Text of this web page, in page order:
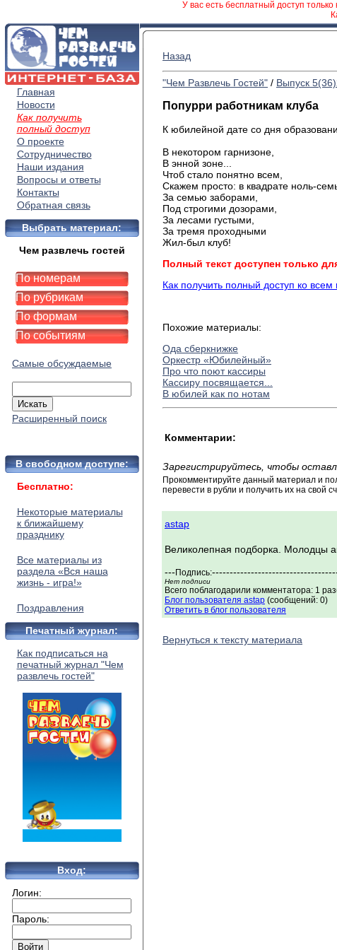
У вас есть бесплатный доступ только
Главная
Новости
Как получить
полный доступ
О проекте
Сотрудничество
Наши издания
Вопросы и ответы
Контакты
Обратная связь
Выбрать материал:
Чем развлечь гостей
По номерам
По рубрикам
По формам
По событиям
Самые обсуждаемые
Расширенный поиск
В свободном доступе:
Бесплатно:
Некоторые материалы
к ближайшему
празднику
Все материалы из
раздела «Вся наша
жизнь - игра!»
Поздравления
Печатный журнал:
Как подписаться на
печатный журнал "Чем
развлечь гостей"
Вход:
Логин:
Пароль:
Назад
"Чем Развлечь Гостей" / Выпуск
Попурри работникам клуба
К юбилейной дате со дня
В некотором гарнизоне,
В энной зоне...
Чтоб стало понятно всем,
Скажем просто: в квадрате ноль-
За семью заборами,
Под строгими дозорами,
За лесами густыми,
За тремя проходными
Жил-был клуб!
Полный текст доступен только
Как получить полный доступ ко
Похожие материалы:
Ода сберкнижке
Оркестр «Юбилейный»
Про что поют кассиры
Кассиру посвящается...
В юбилей как по нотам
Комментарии:
Зарегистрируйтесь, чтобы
Прокомментируйте данный материал и
перевести в рубли и получить их на свой
astap
Великолепная подборка. Молодцы
--- Подпись:
Нет подписи
Всего поблагодарили комментатора: 1
Блог пользователя astap (сообщений: 0)
Ответить в блог пользователя
Вернуться к тексту материала